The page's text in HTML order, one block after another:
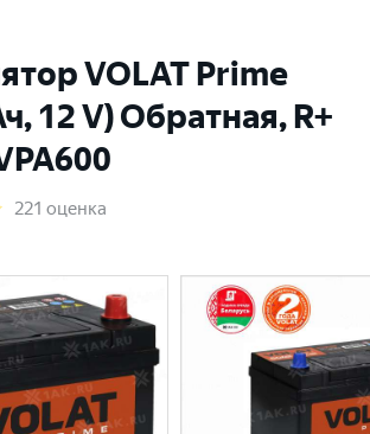
VOLAT Prime
12 V) Обратная, R+
221 оценка